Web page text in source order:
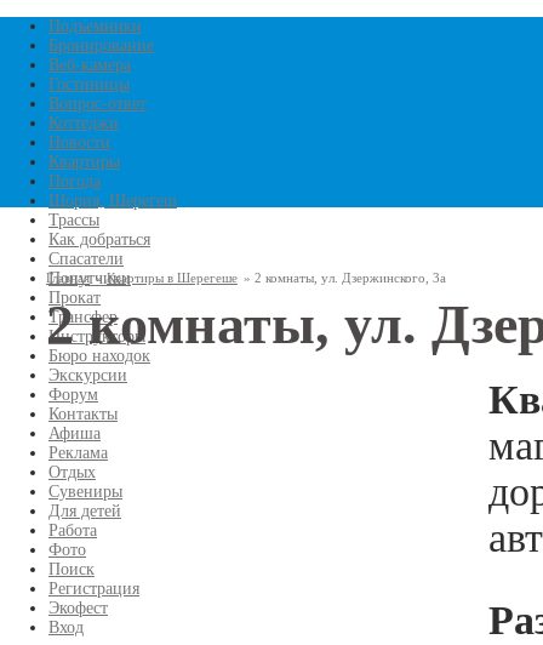
Перейти к основному
содержанию
Подъемники
Бронирование
Веб-камера
Гостиницы
Вопрос-ответ
Коттеджи
Новости
Квартиры
Погода
Шория, Шерегеш
Трассы
Как добраться
Спасатели
Попутчики
Прокат
Трансфер
Инструкторы
Бюро находок
Экскурсии
Форум
Контакты
Афиша
Реклама
Отдых
Сувениры
Для детей
Работа
Фото
Поиск
Регистрация
Экофест
Вход
Вы здесь
Главная » Квартиры в Шерегеше » 2 комнаты, ул. Дзержинского, 3а
2 комнаты, ул.